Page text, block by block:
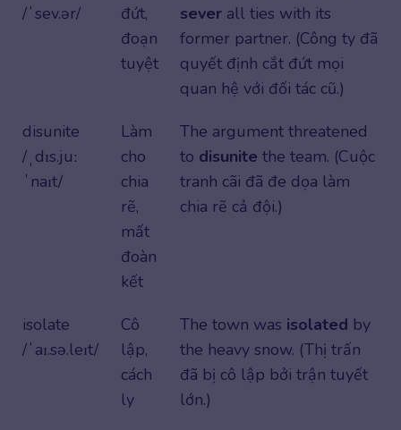
/ˈsev.ər/
đứt,
đoạn
tuyệt
sever all ties with its
former partner. (Công ty đã
quyết định cắt đứt mọi
quan hệ với đối tác cũ.)
disunite
/ˌdɪs.juː
ˈnaɪt/
Làm
cho
chia
rẽ,
mất
đoàn
kết
The argument threatened
to disunite the team. (Cuộc
tranh cãi đã đe dọa làm
chia rẽ cả đội.)
isolate
/ˈaɪ.sə.leɪt/
Cô
lập,
cách
ly
The town was isolated by
the heavy snow. (Thị trấn
đã bị cô lập bởi trận tuyết
lớn.)